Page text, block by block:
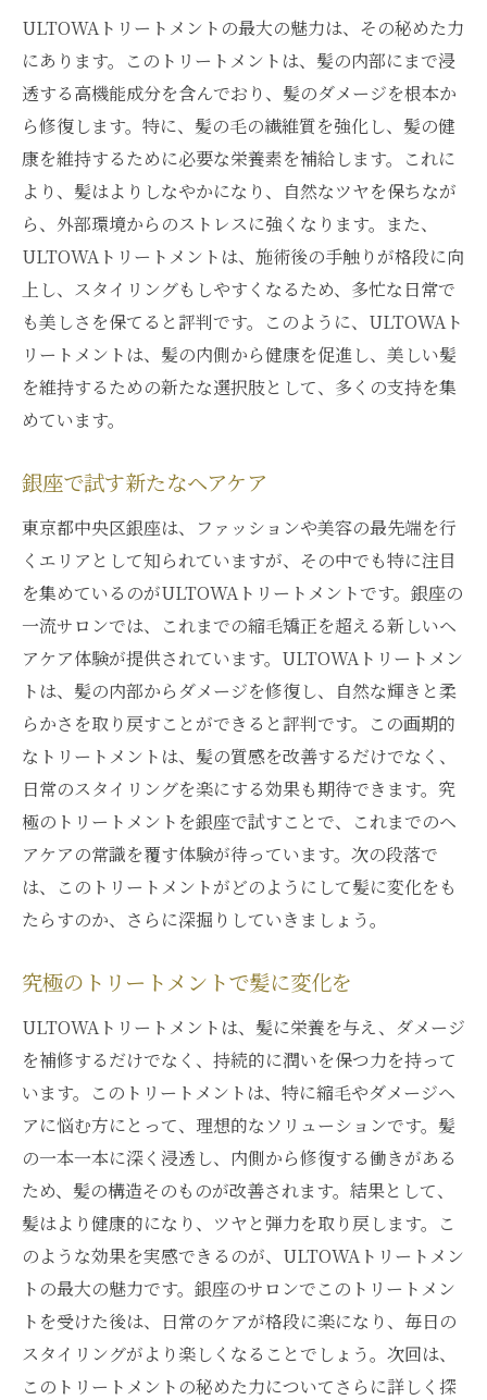
ULTOWAトリートメントの最大の魅力は、その秘めた力
にあります。このトリートメントは、髪の内部にまで浸
透する高機能成分を含んでおり、髪のダメージを根本か
ら修復します。特に、髪の毛の繊維質を強化し、髪の健
康を維持するために必要な栄養素を補給します。これに
より、髪はよりしなやかになり、自然なツヤを保ちなが
ら、外部環境からのストレスに強くなります。また、
ULTOWAトリートメントは、施術後の手触りが格段に向
上し、スタイリングもしやすくなるため、多忙な日常で
も美しさを保てると評判です。このように、ULTOWAト
リートメントは、髪の内側から健康を促進し、美しい髪
を維持するための新たな選択肢として、多くの支持を集
めています。
銀座で試す新たなヘアケア
東京都中央区銀座は、ファッションや美容の最先端を行
くエリアとして知られていますが、その中でも特に注目
を集めているのがULTOWAトリートメントです。銀座の
一流サロンでは、これまでの縮毛矯正を超える新しいヘ
アケア体験が提供されています。ULTOWAトリートメン
トは、髪の内部からダメージを修復し、自然な輝きと柔
らかさを取り戻すことができると評判です。この画期的
なトリートメントは、髪の質感を改善するだけでなく、
日常のスタイリングを楽にする効果も期待できます。究
極のトリートメントを銀座で試すことで、これまでのヘ
アケアの常識を覆す体験が待っています。次の段落で
は、このトリートメントがどのようにして髪に変化をも
たらすのか、さらに深掘りしていきましょう。
究極のトリートメントで髪に変化を
ULTOWAトリートメントは、髪に栄養を与え、ダメージ
を補修するだけでなく、持続的に潤いを保つ力を持って
います。このトリートメントは、特に縮毛やダメージヘ
アに悩む方にとって、理想的なソリューションです。髪
の一本一本に深く浸透し、内側から修復する働きがある
ため、髪の構造そのものが改善されます。結果として、
髪はより健康的になり、ツヤと弾力を取り戻します。こ
のような効果を実感できるのが、ULTOWAトリートメン
トの最大の魅力です。銀座のサロンでこのトリートメン
トを受けた後は、日常のケアが格段に楽になり、毎日の
スタイリングがより楽しくなることでしょう。次回は、
このトリートメントの秘めた力についてさらに詳しく探